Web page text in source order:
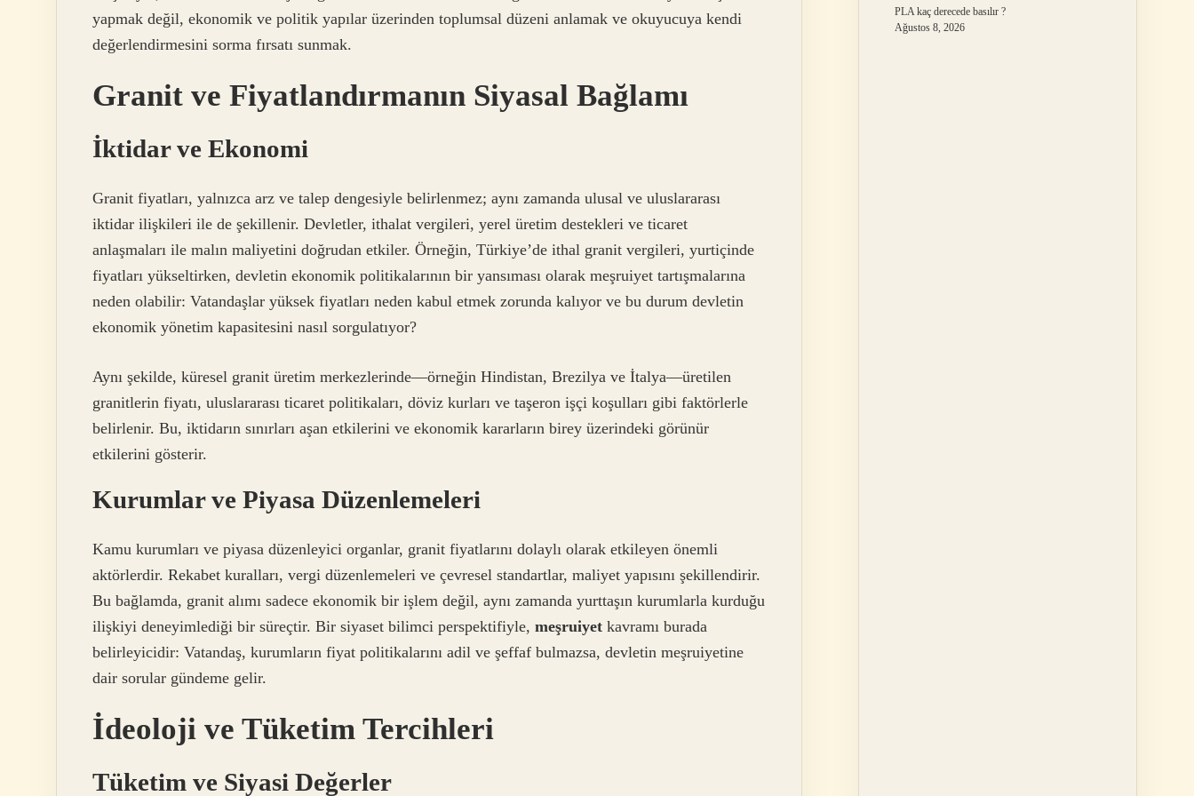
yapmak değil, ekonomik ve politik yapılar üzerinden toplumsal düzeni anlamak ve okuyucuya kendi
değerlendirmesini sorma fırsatı sunmak.
Granit ve Fiyatlandırmanın Siyasal Bağlamı
İktidar ve Ekonomi
Granit fiyatları, yalnızca arz ve talep dengesiyle belirlenmez; aynı zamanda ulusal ve uluslararası
iktidar ilişkileri ile de şekillenir. Devletler, ithalat vergileri, yerel üretim destekleri ve ticaret
anlaşmaları ile malın maliyetini doğrudan etkiler. Örneğin, Türkiye’de ithal granit vergileri, yurtiçinde
fiyatları yükseltirken, devletin ekonomik politikalarının bir yansıması olarak meşruiyet tartışmalarına
neden olabilir: Vatandaşlar yüksek fiyatları neden kabul etmek zorunda kalıyor ve bu durum devletin
ekonomik yönetim kapasitesini nasıl sorgulatıyor?
Aynı şekilde, küresel granit üretim merkezlerinde—örneğin Hindistan, Brezilya ve İtalya—üretilen
granitlerin fiyatı, uluslararası ticaret politikaları, döviz kurları ve taşeron işçi koşulları gibi faktörlerle
belirlenir. Bu, iktidarın sınırları aşan etkilerini ve ekonomik kararların birey üzerindeki görünür
etkilerini gösterir.
Kurumlar ve Piyasa Düzenlemeleri
Kamu kurumları ve piyasa düzenleyici organlar, granit fiyatlarını dolaylı olarak etkileyen önemli
aktörlerdir. Rekabet kuralları, vergi düzenlemeleri ve çevresel standartlar, maliyet yapısını şekillendirir.
Bu bağlamda, granit alımı sadece ekonomik bir işlem değil, aynı zamanda yurttaşın kurumlarla kurduğu
ilişkiyi deneyimlediği bir süreçtir. Bir siyaset bilimci perspektifiyle, meşruiyet kavramı burada
belirleyicidir: Vatandaş, kurumların fiyat politikalarını adil ve şeffaf bulmazsa, devletin meşruiyetine
dair sorular gündeme gelir.
İdeoloji ve Tüketim Tercihleri
Tüketim ve Siyasi Değerler
PLA kaç derecede basılır ?
Ağustos 8, 2026